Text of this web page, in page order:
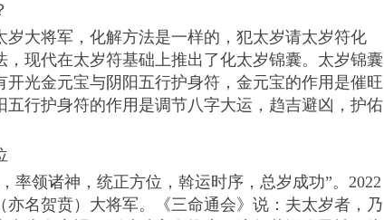
大将军，化解方法是一样的，犯太岁请太岁符化
现代在太岁符基础上推出了化太岁锦囊。太岁锦囊
开光金元宝与阴阳五行护身符，金元宝的作用是催旺
行护身符的作用是调节八字大运，趋吉避凶，护佑
率领诸神，统正方位，斡运时序，总岁成功”。2022
名贺贲）大将军。《三命通会》说：夫太岁者，乃